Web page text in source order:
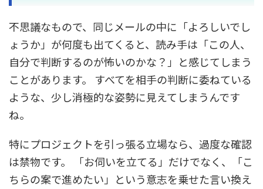
不思議なもので、同じメールの中に「よろしいでし
ょうか」が何度も出てくると、読み手は「この人、
自分で判断するのが怖いのかな？」と感じてしまう
ことがあります。 すべてを相手の判断に委ねている
ような、少し消極的な姿勢に見えてしまうんです
ね。
特にプロジェクトを引っ張る立場なら、過度な確認
は禁物です。 「お伺いを立てる」だけでなく、「こ
ちらの案で進めたい」という意志を乗せた言い換え